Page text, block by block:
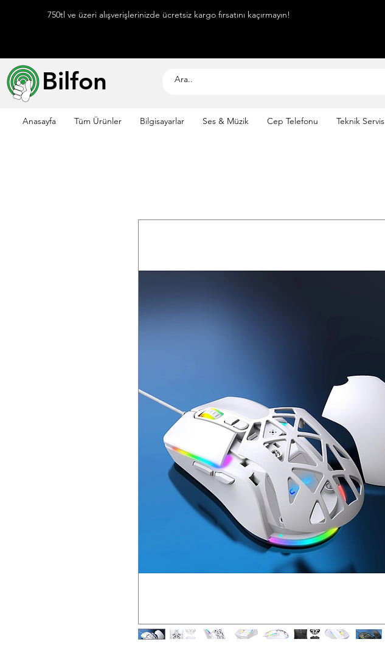
750tl ve üzeri alışverişlerinizde ücretsiz kargo fırsatını kaçırmayın!
Bilfon
Anasayfa Tüm Ürünler Bilgisayarlar Ses & Müzik Cep Telefonu Teknik Servis